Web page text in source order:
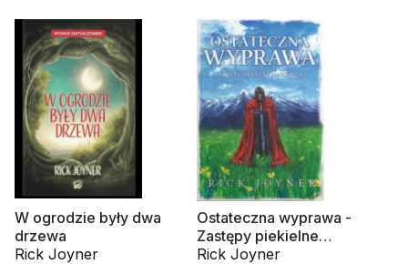
W ogrodzie były dwa
drzewa
Rick Joyner
Ostateczna wyprawa -
Zastępy piekielne
maszerują
Rick Joyner